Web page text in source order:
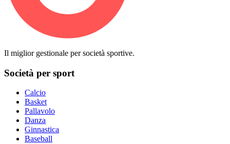
Il miglior gestionale per società sportive.
Società per sport
Calcio
Basket
Pallavolo
Danza
Ginnastica
Baseball